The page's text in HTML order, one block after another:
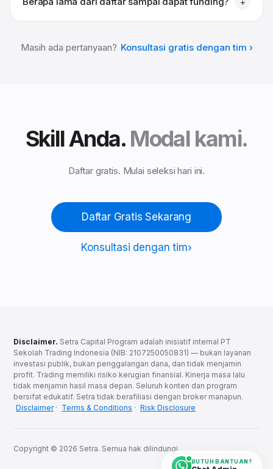
Masih ada pertanyaan? Konsultasi gratis dengan tim
Skill Anda. Modal kami.
Daftar gratis. Mulai seleksi hari ini.
Daftar Gratis Sekarang
Konsultasi dengan tim
Disclaimer. Setra Capital Program adalah inisiatif internal PT
Sekolah Trading Indonesia (NIB: 2107250050831) — bukan layanan
investasi publik, bukan penggalangan dana, dan tidak menjamin
profit. Trading memiliki risiko kerugian finansial. Kinerja masa lalu
tidak menjamin hasil masa depan. Seluruh konten dan program
bersifat edukatif. Setra tidak berafiliasi dengan broker manapun.
Disclaimer· Terms & Conditions · Risk Disclosure
Copyright © 2026 Setra. Semua hak dilindungi.
BUTUH BANTUAN?